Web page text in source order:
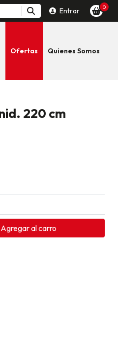
Entrar 0
Ofertas Quienes Somos
220 cm
Agregaral carro